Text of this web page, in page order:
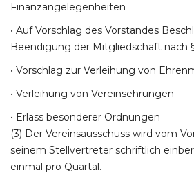
Finanzangelegenheiten
• Auf Vorschlag des Vorstandes
Beendigung der Mitgliedschaft nach
• Vorschlag zur Verleihung von
• Verleihung von Vereinsehrungen
• Erlass besonderer Ordnungen
(3) Der Vereinsausschuss wird vom
seinem Stellvertreter schriftlich
einmal pro Quartal.